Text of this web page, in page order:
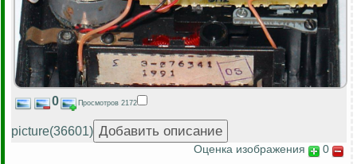
0 Просмотров 2172
picture(36601)
Оценка изображения 0